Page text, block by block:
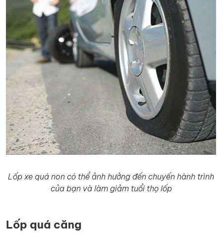
Lốp xe quá non có thể ảnh hưởng đến chuyến hành trình
của bạn và làm giảm tuổi thọ lốp
Lốp quá căng